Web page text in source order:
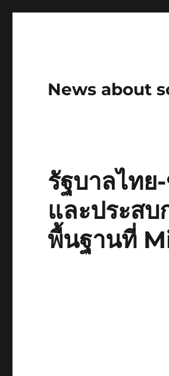
News about
รัฐบาลไท
และประส
พื้นฐานที่